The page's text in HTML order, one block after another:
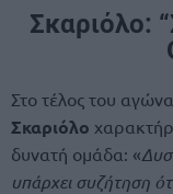
Σκαριόλο:
Στο τέλος του
Σκαριόλο
δυνατή ομάδα: «
υπάρχει συζήτηση